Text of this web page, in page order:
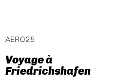
AERO25
Voyage à
Friedrichshafen